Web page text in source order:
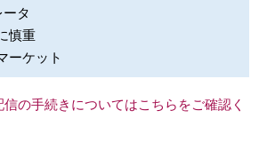
タ
慎重
ーケット
の手続きについてはこちらをご確認く